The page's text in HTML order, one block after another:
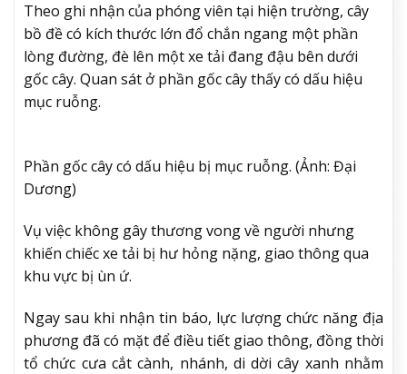
Theo ghi nhận của phóng viên tại hiện trường, cây
bồ đề có kích thước lớn đổ chắn ngang một phần
lòng đường, đè lên một xe tải đang đậu bên dưới
gốc cây. Quan sát ở phần gốc cây thấy có dấu hiệu
mục ruỗng.
Phần gốc cây có dấu hiệu bị mục ruỗng. (Ảnh: Đại
Dương)
Vụ việc không gây thương vong về người nhưng
khiến chiếc xe tải bị hư hỏng nặng, giao thông qua
khu vực bị ùn ứ.
Ngay sau khi nhận tin báo, lực lượng chức năng địa
phương đã có mặt để điều tiết giao thông, đồng thời
tổ chức cưa cắt cành, nhánh, di dời cây xanh nhằm